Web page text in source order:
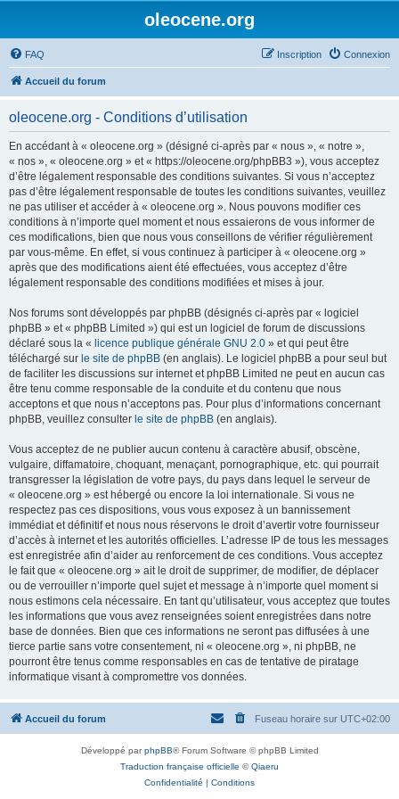
oleocene.org
FAQ Connexion
Inscription
Accueil du forum
oleocene.org - Conditions d’utilisation
En accédant à « oleocene.org » (désigné ci-après par « nous », « notre »,
« nos », « oleocene.org » et « https://oleocene.org/phpBB3 »), vous acceptez
d’être légalement responsable des conditions suivantes. Si vous n’acceptez
pas d’être légalement responsable de toutes les conditions suivantes, veuillez
ne pas utiliser et accéder à « oleocene.org ». Nous pouvons modifier ces
conditions à n’importe quel moment et nous essaierons de vous informer de
ces modifications, bien que nous vous conseillons de vérifier régulièrement
par vous-même. En effet, si vous continuez à participer à « oleocene.org »
après que des modifications aient été effectuées, vous acceptez d’être
légalement responsable des conditions modifiées et mises à jour.
Nos forums sont développés par phpBB (désignés ci-après par « logiciel
phpBB » et « phpBB Limited ») qui est un logiciel de forum de discussions
déclaré sous la « licence publique générale GNU 2.0 » et qui peut être
téléchargé sur le site de phpBB (en anglais). Le logiciel phpBB a pour seul but
de faciliter les discussions sur internet et phpBB Limited ne peut en aucun cas
être tenu comme responsable de la conduite et du contenu que nous
acceptons et que nous n’acceptons pas. Pour plus d’informations concernant
phpBB, veuillez consulter le site de phpBB (en anglais).
Vous acceptez de ne publier aucun contenu à caractère abusif, obscène,
vulgaire, diffamatoire, choquant, menaçant, pornographique, etc. qui pourrait
transgresser la législation de votre pays, du pays dans lequel le serveur de
« oleocene.org » est hébergé ou encore la loi internationale. Si vous ne
respectez pas ces dispositions, vous vous exposez à un bannissement
immédiat et définitif et nous nous réservons le droit d’avertir votre fournisseur
d’accès à internet et les autorités officielles. L’adresse IP de tous les messages
est enregistrée afin d’aider au renforcement de ces conditions. Vous acceptez
le fait que « oleocene.org » ait le droit de supprimer, de modifier, de déplacer
ou de verrouiller n’importe quel sujet et message à n’importe quel moment si
nous estimons cela nécessaire. En tant qu’utilisateur, vous acceptez que toutes
les informations que vous avez renseignées soient enregistrées dans notre
base de données. Bien que ces informations ne seront pas diffusées à une
tierce partie sans votre consentement, ni « oleocene.org », ni phpBB, ne
pourront être tenus comme responsables en cas de tentative de piratage
informatique visant à compromettre vos données.
Accueil du forum Fuseau horaire sur UTC+02:00
Développé parphpBB® Forum Software © phpBB Limited
Traduction française officielle ©Qiaeru
Confidentialité | Conditions